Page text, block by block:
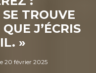
TROUVE
J’ÉCRIS
»
20 février 2025